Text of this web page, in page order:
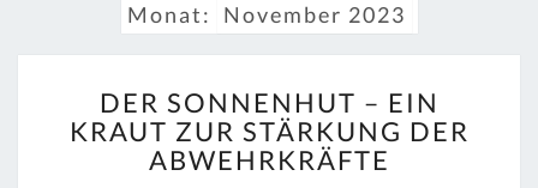
Monat: November 2023
SONNENHUT
–
EIN
DER SONNENHUT – EIN
KRAUT ZUR STÄRKUNG DER
ABWEHRKRÄFTE